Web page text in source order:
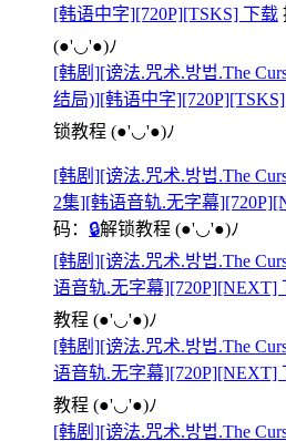
[韩语中字][720P][TSKS] 下载
(●'◡'●)ﾉ
[韩剧][谤法.咒术.방법.The
结局)][韩语中字
锁教程 (●'◡'●)ﾉ
[韩剧][谤法.咒术.방법.The
2集][韩语音轨.无字幕
码： 🔒解锁教程 (●'◡'●)ﾉ
[韩剧][谤法.咒术.방법.The
语音轨.无字幕][720P][NEXT]
教程 (●'◡'●)ﾉ
[韩剧][谤法.咒术.방법.The
语音轨.无字幕][720P][NEXT]
教程 (●'◡'●)ﾉ
[韩剧][谤法.咒术.방법.The